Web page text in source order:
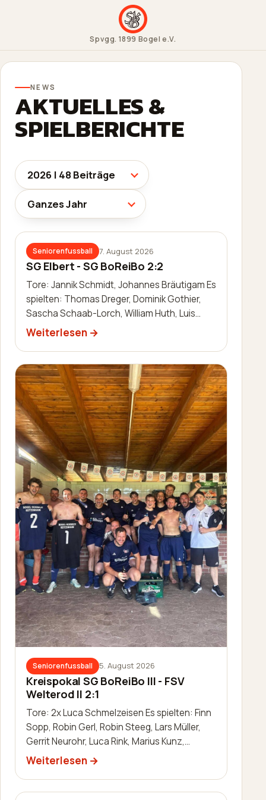
Spvgg. 1899 Bogel e.V.
NEWS
AKTUELLES &
SPIELBERICHTE
Seniorenfussball 7. August 2026
SG Elbert - SG BoReiBo 2:2
Tore: Jannik Schmidt, Johannes Bräutigam Es
spielten: Thomas Dreger, Dominik Gothier,
Sascha Schaab-Lorch, William Huth, Luis
Becker, Robin Zimmermann, Nils Bai…
Weiterlesen
Seniorenfussball 5. August 2026
Kreispokal SG BoReiBo III - FSV
Welterod II 2:1
Tore: 2x Luca Schmelzeisen Es spielten: Finn
Sopp, Robin Gerl, Robin Steeg, Lars Müller,
Gerrit Neurohr, Luca Rink, Marius Kunz,
Manuel Häuser, Lukas Schleis,…
Weiterlesen